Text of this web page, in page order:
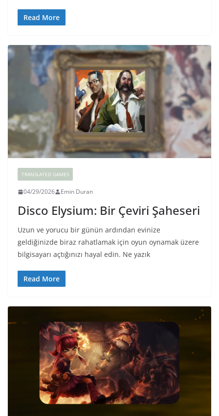
Read More
TRANSLATED GAMES
04/29/2026 Emin Duran
Disco Elysium: Bir Çeviri Şaheseri
Uzun ve yorucu bir günün ardından evinize
geldiğinizde biraz rahatlamak için oyun oynamak üzere
bilgisayarı açtığınızı hayal edin. Ne yazık
Read More